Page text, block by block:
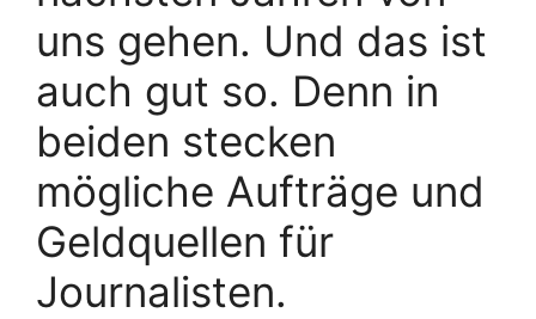
uns gehen. Und das ist
auch gut so. Denn in
beiden stecken
mögliche Aufträge und
Geldquellen für
Journalisten.